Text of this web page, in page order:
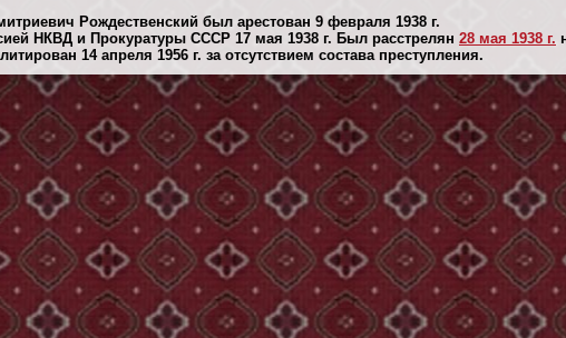
Рождественский был арестован 9 февраля 1938 г.
НКВД и Прокуратуры СССР 17 мая 1938 г. Был расстрелян 28 мая 1938 г.
14 апреля 1956 г. за отсутствием состава преступления.